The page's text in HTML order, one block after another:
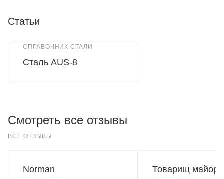
Статьи
СПРАВОЧНИК СТАЛИ
Сталь AUS-8
Смотреть все отзывы
ВСЕ ОТЗЫВЫ
Norman Товарищ майор.